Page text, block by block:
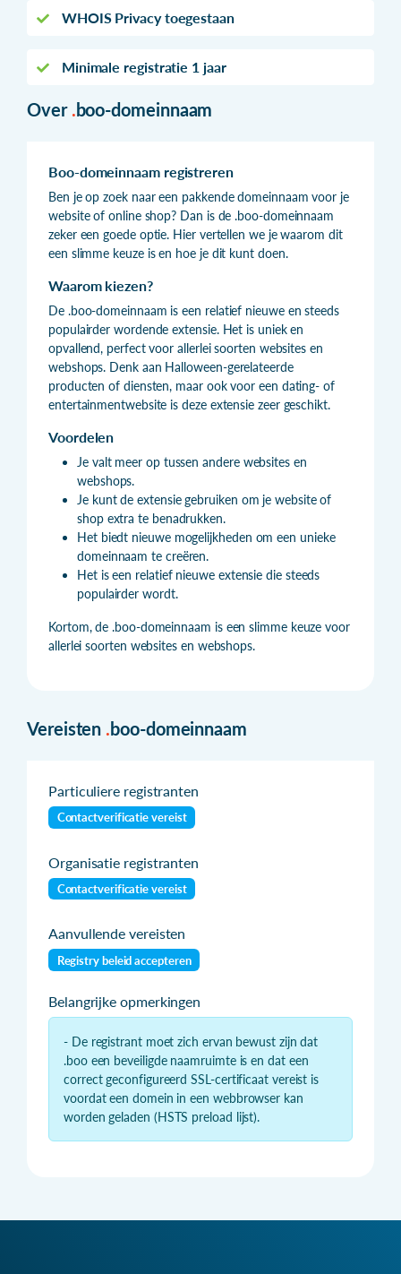
WHOIS Privacy toegestaan
Minimale registratie 1 jaar
Over .boo-domeinnaam
Boo-domeinnaam registreren
Ben je op zoek naar een pakkende domeinnaam voor je
website of online shop? Dan is de .boo-domeinnaam
zeker een goede optie. Hier vertellen we je waarom dit
een slimme keuze is en hoe je dit kunt doen.
Waarom kiezen?
De .boo-domeinnaam is een relatief nieuwe en steeds
populairder wordende extensie. Het is uniek en
opvallend, perfect voor allerlei soorten websites en
webshops. Denk aan Halloween-gerelateerde
producten of diensten, maar ook voor een dating- of
entertainmentwebsite is deze extensie zeer geschikt.
Voordelen
Je valt meer op tussen andere websites en
webshops.
Je kunt de extensie gebruiken om je website of
shop extra te benadrukken.
Het biedt nieuwe mogelijkheden om een unieke
domeinnaam te creëren.
Het is een relatief nieuwe extensie die steeds
populairder wordt.
Kortom, de .boo-domeinnaam is een slimme keuze voor
allerlei soorten websites en webshops.
Vereisten .boo-domeinnaam
Particuliere registranten
Contactverificatie vereist
Organisatie registranten
Contactverificatie vereist
Aanvullende vereisten
Registry beleid accepteren
Belangrijke opmerkingen
- De registrant moet zich ervan bewust zijn dat
.boo een beveiligde naamruimte is en dat een
correct geconfigureerd SSL-certificaat vereist is
voordat een domein in een webbrowser kan
worden geladen (HSTS preload lijst).